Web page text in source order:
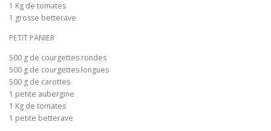
BULLETIN D’ADHÉSION ET CONTRATS
1 Kg de tomates
1 grosse betterave
PETIT PANIER
500 g de courgettes rondes
500 g de courgettes longues
500 g de carottes
1 petite aubergine
1 Kg de tomates
1 petite betterave